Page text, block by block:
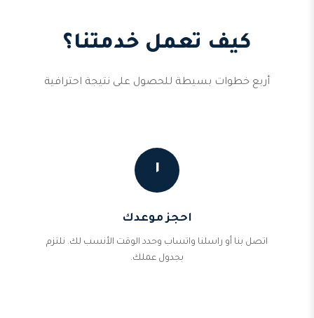
كيف تعمل خدمتنا؟
أربع خطوات بسيطة للحصول على نتيجة احترافية
١
احجز موعدك
اتصل بنا أو راسلنا واتساب وحدد الوقت الأنسب لك. نلتزم
بجدول عملك.